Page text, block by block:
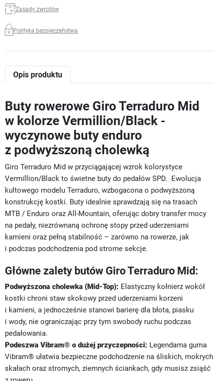
Zasady zwrotów
Polityka bezpieczeństwa
Opis produktu
Buty rowerowe Giro Terraduro Mid
w kolorze Vermillion/Black -
wyczynowe buty enduro
z podwyższoną cholewką
Giro Terraduro Mid w przyciągającej wzrok kolorystyce
Vermillion/Black to świetne buty do pedałów SPD. Ewolucja
kultowego modelu Terraduro, wzbogacona o podwyższoną
konstrukcję kostki. Buty idealnie sprawdzają się na trasach
MTB / Enduro oraz All-Mountain, oferując dobry transfer mocy
na pedały, niezrównaną ochronę stopy przed uderzeniami
kamieni oraz pełną stabilność – zarówno na rowerze, jak
i podczas podchodzenia pod strome sekcje.
Główne zalety butów Giro Terraduro Mid:
Podwyższona cholewka (Mid-Top): Elastyczny kołnierz wokół
kostki chroni staw skokowy przed uderzeniami korzeni
i kamieni, a jednocześnie stanowi barierę dla błota, piasku
i wody, nie ograniczając przy tym swobody ruchu podczas
pedałowania.
Podeszwa Vibram® o dużej przyczepności: Legendarna guma
Vibram® ułatwia bezpieczne podchodzenie na śliskich, mokrych
skałach oraz stromych, ziemnych ściankach, gdy musisz zsiąść